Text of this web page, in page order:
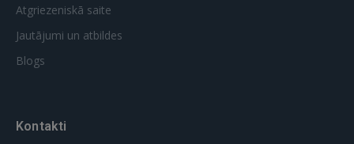
Atgriezeniskā saite
Jautājumi un atbildes
Blogs
Kontakti